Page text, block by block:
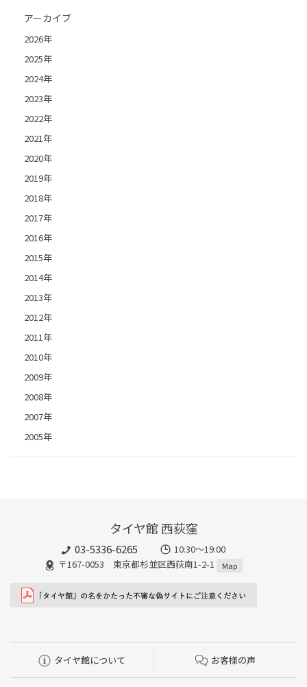
アーカイブ
2026年
2025年
2024年
2023年
2022年
2021年
2020年
2019年
2018年
2017年
2016年
2015年
2014年
2013年
2012年
2011年
2010年
2009年
2008年
2007年
2005年
タイヤ館 西荻窪
03-5336-6265
10:30～19:00
〒167-0053 東京都杉並区西荻南1-2-1
Map
タイヤ館について お客様の声